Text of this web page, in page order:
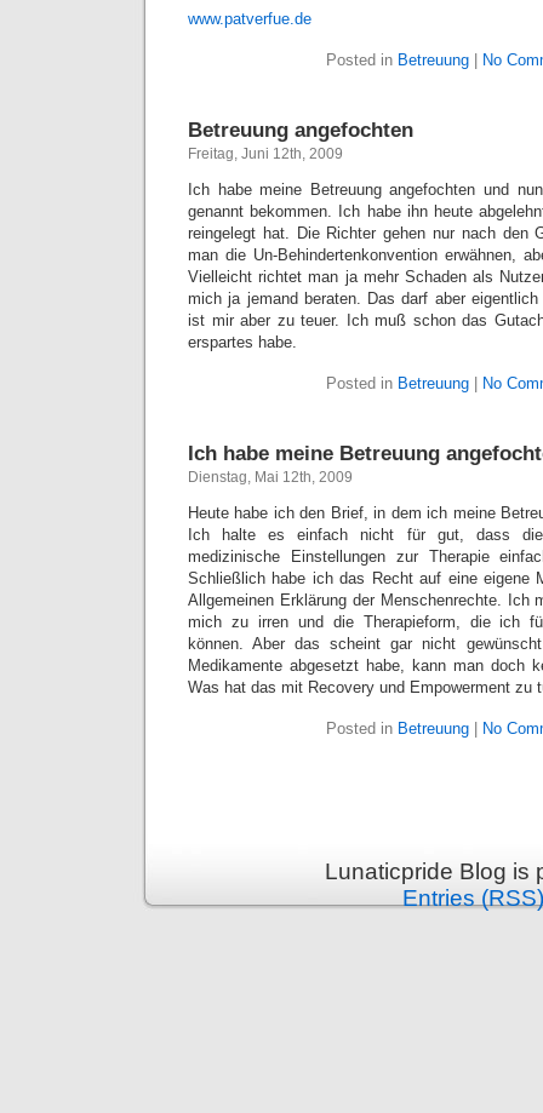
www.patverfue.de
Posted in Betreuung| No
Betreuung angefochten
Freitag, Juni 12th, 2009
Ich habe meine Betreuung angefochten und
genannt bekommen. Ich habe ihn heute
reingelegt hat. Die Richter gehen nur nach den
man die Un-Behindertenkonvention erwähnen,
Vielleicht richtet man ja mehr Schaden als
mich ja jemand beraten. Das darf aber
ist mir aber zu teuer. Ich muß schon das
erspartes habe.
Posted in Betreuung| No
Ich habe meine Betreuung
Dienstag, Mai 12th, 2009
Heute habe ich den Brief, in dem ich meine
Ich halte es einfach nicht für gut, dass die
medizinische Einstellungen zur Therapie
Schließlich habe ich das Recht auf eine eigene
Allgemeinen Erklärung der Menschenrechte. Ich
mich zu irren und die Therapieform, die ich
können. Aber das scheint gar nicht
Medikamente abgesetzt habe, kann man doch
Was hat das mit Recovery und Empowerment zu
Posted in Betreuung| No
Lunaticpride Blog is
Entries (RSS)